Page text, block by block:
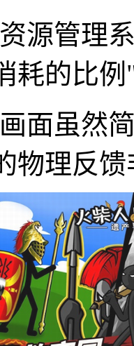
源管理
耗的比例
面虽然
物理反